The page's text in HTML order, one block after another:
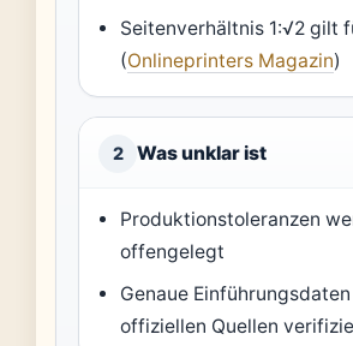
Seitenverhältnis 1:√2 gilt
(Onlineprinters Magazin)
2 Was unklar ist
Produktionstoleranzen
offengelegt
Genaue
offiziellen Quellen